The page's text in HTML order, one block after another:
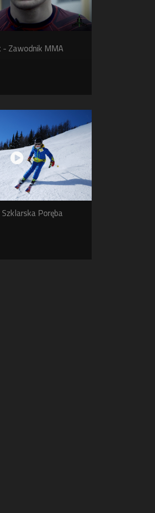
- Zawodnik MMA
Poręba